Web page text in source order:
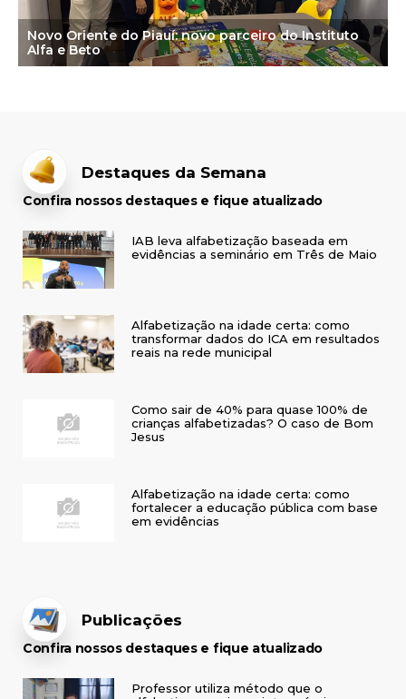
Novo Oriente do Piauí: novo parceiro do Instituto
Alfa e Beto
Destaques da Semana
Confira nossos destaques e fique atualizado
IAB leva alfabetização baseada em
evidências a seminário em Três de Maio
Alfabetização na idade certa: como
transformar dados do ICA em resultados
reais na rede municipal
Como sair de 40% para quase 100% de
crianças alfabetizadas? O caso de Bom
Jesus
Alfabetização na idade certa: como
fortalecer a educação pública com base
em evidências
Publicações
Confira nossos destaques e fique atualizado
Professor utiliza método que o